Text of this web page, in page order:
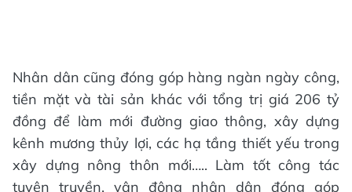
Nhân dân cũng đóng góp hàng ngàn ngày công,
tiền mặt và tài sản khác với tổng trị giá 206 tỷ
đồng để làm mới đường giao thông, xây dựng
kênh mương thủy lợi, các hạ tầng thiết yếu trong
xây dựng nông thôn mới….. Làm tốt công tác
tuyên truyền, vận động nhân dân đóng góp